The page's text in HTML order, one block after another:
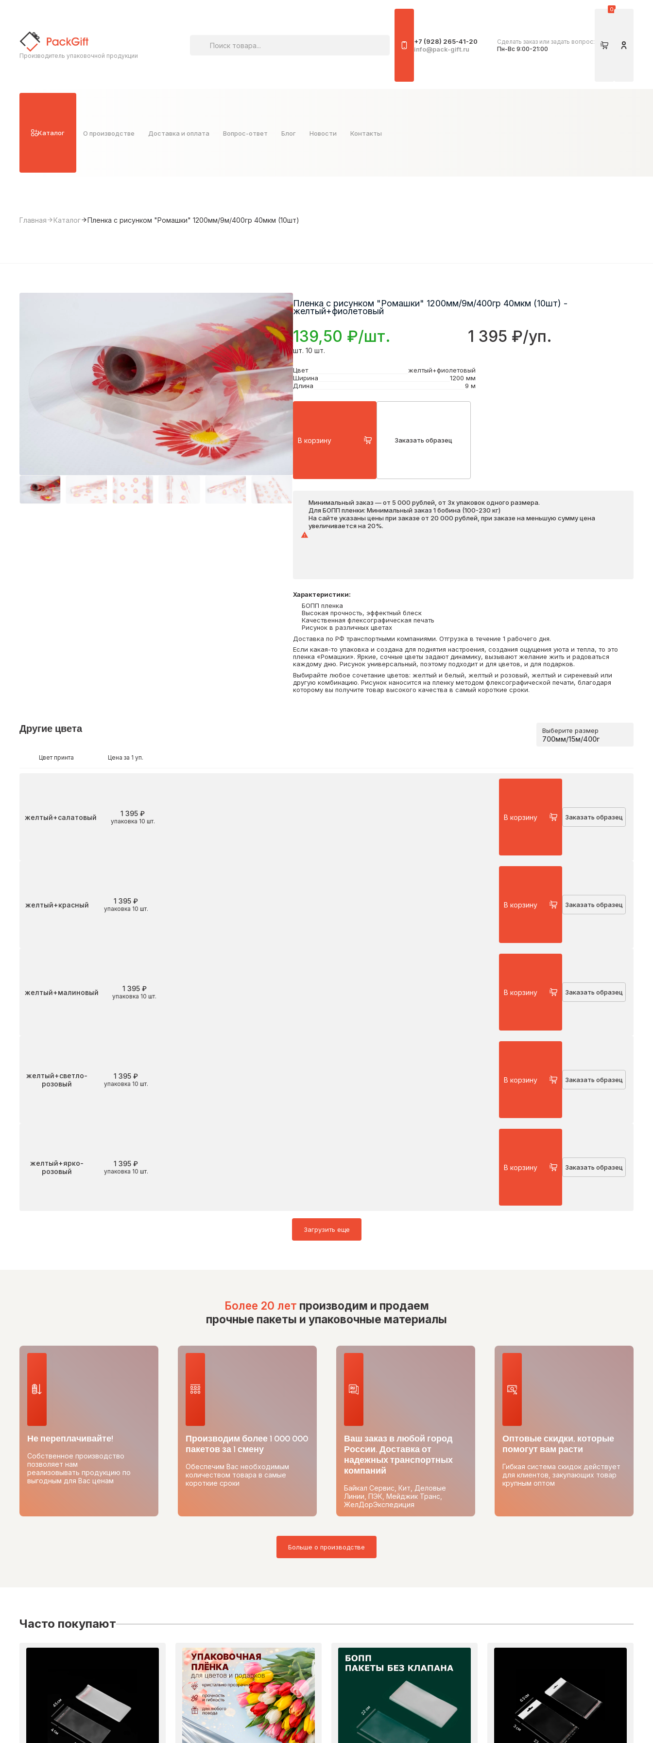
Производитель упаковочной продукции
+7 (928) 265-41-20
info@pack-gift.ru
Сделать заказ или задать вопрос:
Пн-Вс 9:00-21:00
Корзина
0
Личный
Каталог О производстве Доставка и оплата Вопрос-ответ Блог Новости Контакты
Главная Каталог Пленка с рисунком "Ромашки" 1200мм/9м/400гр 40мкм (10шт)
Пленка с рисунком "Ромашки" 1200мм/9м/400гр 40мкм (10шт) -
желтый+фиолетовый
139,50 ₽/шт. 1 395 ₽/уп.
шт. 10 шт.
Цвет
желтый+фиолетовый
Ширина
1200 мм
Длина
9 м
В корзину Заказать образец
Минимальный заказ — от 5 000 рублей, от 3х упаковок одного размера.
Для БОПП пленки: Минимальный заказ 1 бобина (100-230 кг)
На сайте указаны цены при заказе от 20 000 рублей, при заказе на меньшую сумму цена
увеличивается на 20%.
Характеристики:
БОПП пленка
Высокая прочность, эффектный блеск
Качественная флексографическая печать
Рисунок в различных цветах
Доставка по РФ транспортными компаниями. Отгрузка в течение 1 рабочего дня.
Если какая-то упаковка и создана для поднятия настроения, создания ощущения уюта и тепла, то это
пленка «Ромашки». Яркие, сочные цветы задают динамику, вызывают желание жить и радоваться
каждому дню. Рисунок универсальный, поэтому подходит и для цветов, и для подарков.
Выбирайте любое сочетание цветов: желтый и белый, желтый и розовый, желтый и сиреневый или
другую комбинацию. Рисунок наносится на пленку методом флексографической печати, благодаря
которому вы получите товар высокого качества в самый короткие сроки.
Другие цвета Выберите размер
Цвет принта Цена за 1 уп.
Цвет
желтый+салатовый упаковка 10 шт.
1 395 ₽ В корзину Заказать образец
Цвет
желтый+красный упаковка 10 шт.
1 395 ₽ В корзину Заказать образец
Цвет
желтый+малиновый упаковка 10 шт.
1 395 ₽ В корзину Заказать образец
Цвет
желтый+светло-
розовый
упаковка 10 шт.
1 395 ₽ В корзину Заказать образец
Цвет
желтый+ярко-
розовый
упаковка 10 шт.
1 395 ₽ В корзину Заказать образец
Загрузить еще
Более 20 лет производим и продаем
прочные пакеты и упаковочные материалы
Не переплачивайте!
Собственное производство
позволяет нам
реализовывать продукцию по
выгодным для Вас ценам
Производим более 1 000 000
пакетов за 1 смену
Обеспечим Вас необходимым
количеством товара в самые
короткие сроки
Ваш заказ в любой город
России. Доставка от
надежных транспортных
компаний
Байкал Сервис, Кит, Деловые
Линии, ПЭК, Мейджик Транс,
ЖелДорЭкспедиция
Оптовые скидки, которые
помогут вам расти
Гибкая система скидок действует
для клиентов, закупающих товар
крупным оптом
Больше о производстве
Часто покупают
45 см
4 см
22 см
6.5 см
3 см